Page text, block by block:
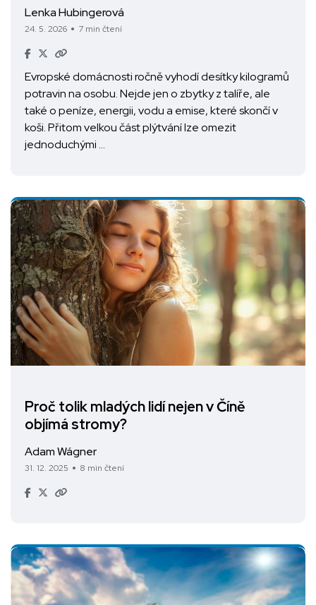
Lenka Hubingerová
24. 5. 2026 7 min čtení
Evropské domácnosti ročně vyhodí desítky kilogramů
potravin na osobu. Nejde jen o zbytky z talíře, ale
také o peníze, energii, vodu a emise, které skončí v
koši. Přitom velkou část plýtvání lze omezit
jednoduchými …
Proč tolik mladých lidí nejen v Číně
objímá stromy?
Adam Wágner
31. 12. 2025 8 min čtení